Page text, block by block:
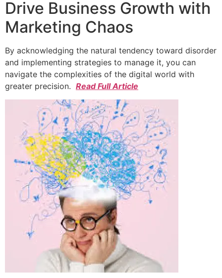
Drive Business Growth with
Marketing Chaos
By acknowledging the natural tendency toward disorder
and implementing strategies to manage it, you can
navigate the complexities of the digital world with
greater precision. Read Full Article